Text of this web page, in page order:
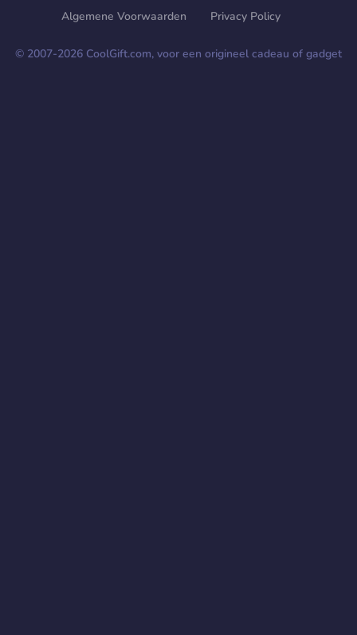
Algemene Voorwaarden Privacy Policy
© 2007-2026 CoolGift.com, voor een origineel cadeau of gadget